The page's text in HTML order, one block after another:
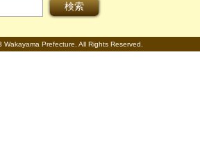
Prefecture. All Rights Reserved.